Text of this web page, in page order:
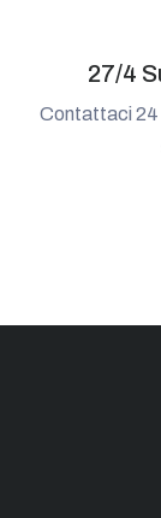
27/4
Contattaci 24